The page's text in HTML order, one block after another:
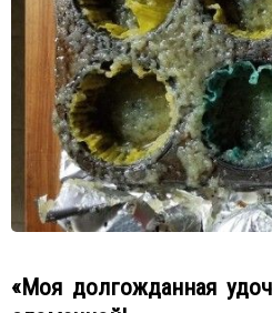
«Моя долгожданная